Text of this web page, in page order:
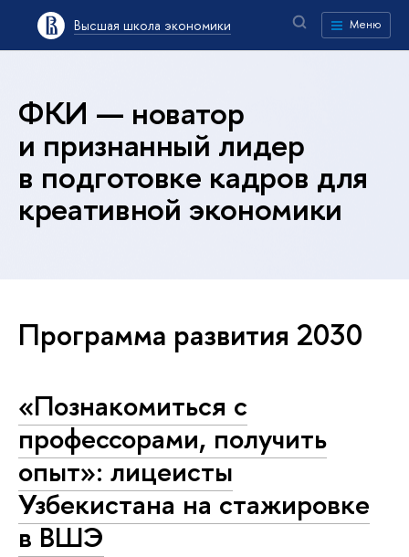
Высшая школа экономики Меню
ФКИ — новатор
и признанный лидер
в подготовке кадров для
креативной экономики
Программа развития 2030
«Познакомиться с
профессорами, получить
опыт»: лицеисты
Узбекистана на стажировке
в ВШЭ